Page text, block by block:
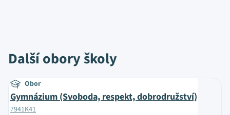
Další obory školy
Obor
Gymnázium (Svoboda, respekt, dobrodružství)
7941K41